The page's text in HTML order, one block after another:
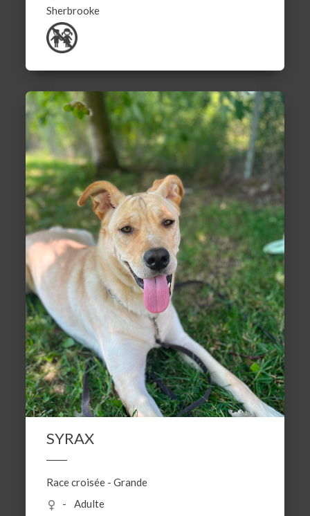
Sherbrooke
SYRAX
Race croisée -Grande
Adulte